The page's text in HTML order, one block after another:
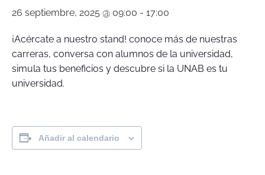
26 septiembre, 2025 @ 09:00 - 17:00
¡Acércate a nuestro stand! conoce más de nuestras
carreras, conversa con alumnos de la universidad,
simula tus beneficios y descubre si la UNAB es tu
universidad.
Añadir al calendario